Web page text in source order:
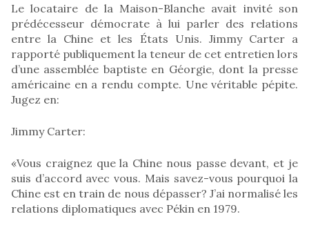
Le locataire de la Maison-Blanche avait invité son
prédécesseur démocrate à lui parler des relations
entre la Chine et les États Unis. Jimmy Carter a
rapporté publiquement la teneur de cet entretien lors
d’une assemblée baptiste en Géorgie, dont la presse
américaine en a rendu compte. Une véritable pépite.
Jugez en:
Jimmy Carter:
«Vous craignez que la Chine nous passe devant, et je
suis d’accord avec vous. Mais savez-vous pourquoi la
Chine est en train de nous dépasser? J’ai normalisé les
relations diplomatiques avec Pékin en 1979.